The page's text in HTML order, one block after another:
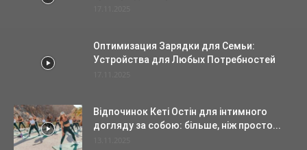
Оптимизация Зарядки для Семьи:
Устройства для Любых Потребностей
Відпочинок Кеті Остін для інтимного
догляду за собою: більше, ніж просто...